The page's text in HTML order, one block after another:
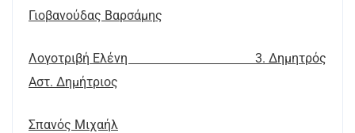
Γιοβανούδας Βαρσάμης
Λογοτριβή Ελένη 3. Δημητρός
Αστ. Δημήτριος
Σπανός Μιχαήλ